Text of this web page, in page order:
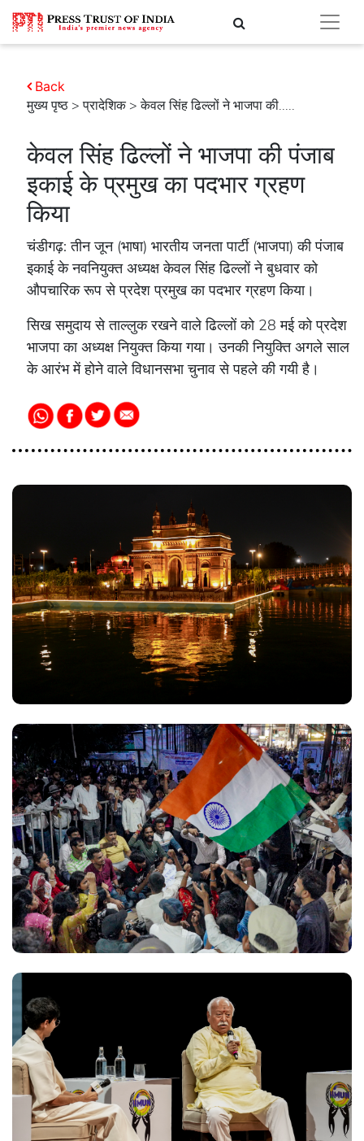
मुख्य पृष्ठ >प्रादेशिक> केवल सिंह ढिल्लों ने भाजपा की.....
Back
केवल सिंह ढिल्लों ने भाजपा की पंजाब
इकाई के प्रमुख का पदभार ग्रहण
किया
चंडीगढ़: तीन जून (भाषा) भारतीय जनता पार्टी (भाजपा) की पंजाब
इकाई के नवनियुक्त अध्यक्ष केवल सिंह ढिल्लों ने बुधवार को
औपचारिक रूप से प्रदेश प्रमुख का पदभार ग्रहण किया।
सिख समुदाय से ताल्लुक रखने वाले ढिल्लों को 28 मई को प्रदेश
भाजपा का अध्यक्ष नियुक्त किया गया। उनकी नियुक्ति अगले साल
के आरंभ में होने वाले विधानसभा चुनाव से पहले की गयी है।